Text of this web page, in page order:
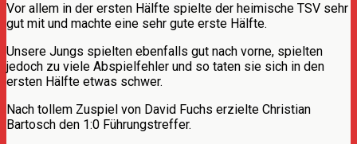
Vor allem in der ersten Hälfte spielte der heimische TSV sehr
gut mit und machte eine sehr gute erste Hälfte.
Unsere Jungs spielten ebenfalls gut nach vorne, spielten
jedoch zu viele Abspielfehler und so taten sie sich in den
ersten Hälfte etwas schwer.
Nach tollem Zuspiel von David Fuchs erzielte Christian
Bartosch den 1:0 Führungstreffer.